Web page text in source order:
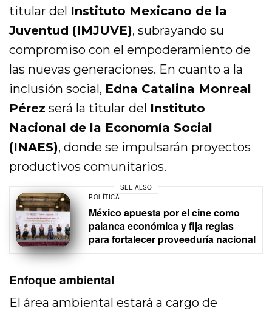
titular del Instituto Mexicano de la
Juventud (IMJUVE), subrayando su
compromiso con el empoderamiento de
las nuevas generaciones. En cuanto a la
inclusión social, Edna Catalina Monreal
Pérez será la titular del Instituto
Nacional de la Economía Social
(INAES), donde se impulsarán proyectos
productivos comunitarios.
SEE ALSO
POLÍTICA
México apuesta por el cine como
palanca económica y fija reglas
para fortalecer proveeduría nacional
Enfoque ambiental
El área ambiental estará a cargo de